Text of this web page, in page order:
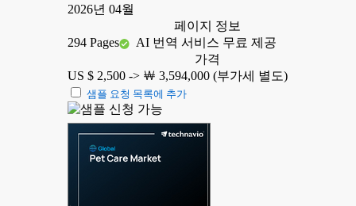
2026년 04월
페이지 정보
294 Pages
AI 번역 서비스 무료 제공
가격
US $ 2,500 -> ￦ 3,594,000 (부가세 별도)
샘플 요청 목록에 추가